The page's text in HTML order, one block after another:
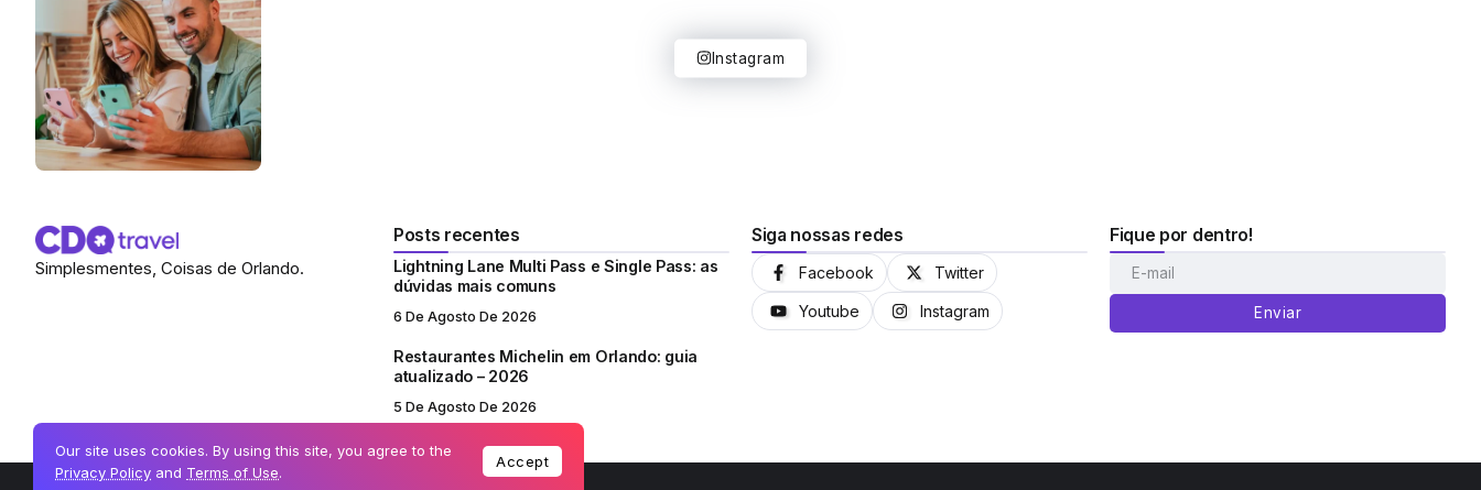
Instagram
Simplesmentes, Coisas de Orlando.
Posts recentes
Lightning Lane Multi Pass e Single Pass: as
dúvidas mais comuns
6 De Agosto De 2026
Restaurantes Michelin em Orlando: guia
atualizado – 2026
5 De Agosto De 2026
Siga nossas redes
Facebook Twitter
Youtube Instagram
Fique por dentro!
Enviar
Our site uses cookies. By using this site, you agree to the
Privacy Policy and Terms of Use.
Accept